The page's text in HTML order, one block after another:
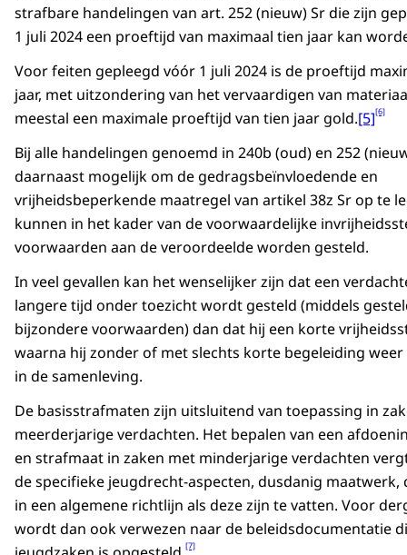
strafbare handelingen van art. 252 (nieuw) Sr die zijn
1 juli 2024 een proeftijd van maximaal tien jaar kan
Voor feiten gepleegd vóór 1 juli 2024 is de proeftijd
jaar, met uitzondering van het vervaardigen van
meestal een maximale proeftijd van tien jaar gold.[5][6]
Bij alle handelingen genoemd in 240b (oud) en 252
daarnaast mogelijk om de gedragsbeïnvloedende en
vrijheidsbeperkende maatregel van artikel 38z Sr op te
kunnen in het kader van de voorwaardelijke
voorwaarden aan de veroordeelde worden gesteld.
In veel gevallen kan het wenselijker zijn dat een
langere tijd onder toezicht wordt gesteld (middels
bijzondere voorwaarden) dan dat hij een korte
waarna hij zonder of met slechts korte begeleiding
in de samenleving.
De basisstrafmaten zijn uitsluitend van toepassing in
meerderjarige verdachten. Het bepalen van een
en strafmaat in zaken met minderjarige verdachten
de specifieke jeugdrecht-aspecten, dusdanig maatwerk,
in een algemene richtlijn als deze zijn te vatten. Voor
wordt dan ook verwezen naar de beleidsdocumentatie
[7]